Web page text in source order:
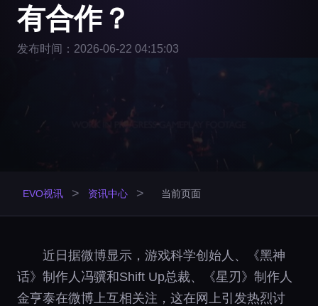
有合作？
发布时间：2026-06-22 04:15:03
EVO视讯 > 资讯中心 > 当前页面
近日据微博显示，游戏科学创始人、《黑神
话》制作人冯骥和Shift Up总裁、《星刃》制作人
金亨泰在微博上互相关注，这在网上引发热烈讨